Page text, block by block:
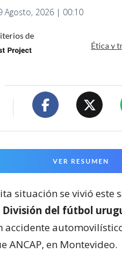
Agosto, 2026 | 00:10
de
Ética y
VER RESUMEN
situación se vivió este
División del fútbol
accidente
ANCAP, en Montevideo.